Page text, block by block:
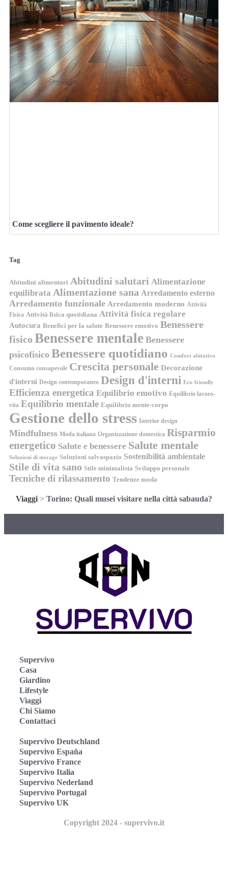
Come scegliere il pavimento ideale?
Tag
Abitudini alimentari Abitudini salutari Alimentazione
equilibrata Alimentazione sana Arredamento esterno
Arredamento funzionale Arredamento moderno Attività
Fisica Attività fisica quotidiana Attività fisica regolare
Autocura Benefici per la salute Benessere emotivo Benessere
fisico Benessere mentale Benessere
psicofisico Benessere quotidiano Comfort abitativo
Consumo consapevole Crescita personale Decorazione
d'interni Design contemporaneo Design d'interni Eco-friendly
Efficienza energetica Equilibrio emotivo Equilibrio lavoro-
vita Equilibrio mentale Equilibrio mente-corpo
Gestione dello stress Interior design
Mindfulness Moda italiana Organizzazione domestica Risparmio
energetico Salute e benessere Salute mentale
Soluzioni di storage Soluzioni salvaspazio Sostenibilità ambientale
Stile di vita sano Stile minimalista Sviluppo personale
Tecniche di rilassamento Tendenze moda
Viaggi > Torino: Quali musei visitare nella città sabauda?
Supervivo
Casa
Giardino
Lifestyle
Viaggi
Chi Siamo
Contattaci
Supervivo Deutschland
Supervivo España
Supervivo France
Supervivo Italia
Supervivo Nederland
Supervivo Portugal
Supervivo UK
Copyright 2024 - supervivo.it